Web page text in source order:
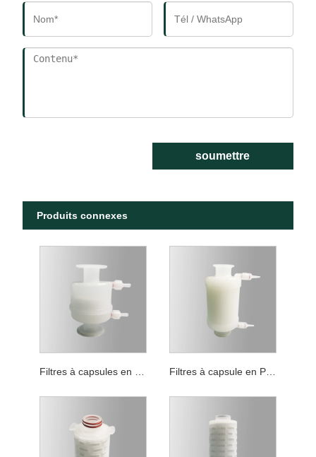
soumettre
Produits connexes
Filtres à capsules en PTFE pour filtration générale Filtres à capsule en PTFE de qualité pour la réduction de la charge biologique